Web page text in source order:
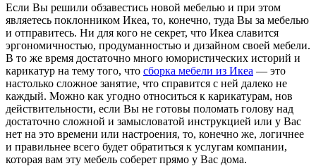
Если Вы решили обзавестись новой мебелью и при этом
являетесь поклонником Икеа, то, конечно, туда Вы за мебелью
и отправитесь. Ни для кого не секрет, что Икеа славится
эргономичностью, продуманностью и дизайном своей мебели.
В то же время достаточно много юмористических историй и
карикатур на тему того, что сборка мебели из Икеа — это
настолько сложное занятие, что справится с ней далеко не
каждый. Можно как угодно относиться к карикатурам, нов
действительности, если Вы не готовы поломать голову над
достаточно сложной и замысловатой инструкцией или у Вас
нет на это времени или настроения, то, конечно же, логичнее
и правильнее всего будет обратиться к услугам компании,
которая вам эту мебель соберет прямо у Вас дома.